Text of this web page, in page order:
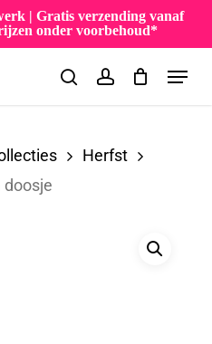
| Gratis verzending vanaf
onder voorbehoud*
searchaccount
Menu
Herfst
doosje